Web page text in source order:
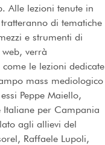
Alle lezioni tenute in
di tematiche
e strumenti di
verrà
le lezioni dedicate
mass mediologico
Peppe Maiello,
Italiane per Campania
agli allievi del
Raffaele Lupoli,